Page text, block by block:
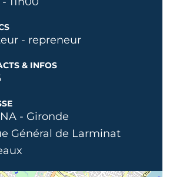
- repreneur
& INFOS
- Gironde
Général de Larminat